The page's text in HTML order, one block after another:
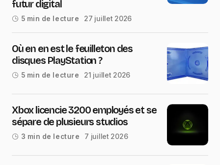
futur digital
5 min de lecture 27 juillet 2026
Où en en est le feuilleton des
disques PlayStation ?
5 min de lecture 21 juillet 2026
Xbox licencie 3200 employés et se
sépare de plusieurs studios
3 min de lecture 7 juillet 2026